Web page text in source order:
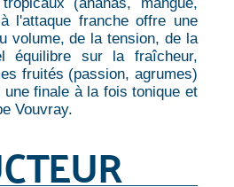
(ananas, mangue,
l'attaque franche offre une
volume, de la tension, de la
équilibre sur la fraîcheur,
fruités (passion, agrumes)
finale à la fois tonique et
Vouvray.